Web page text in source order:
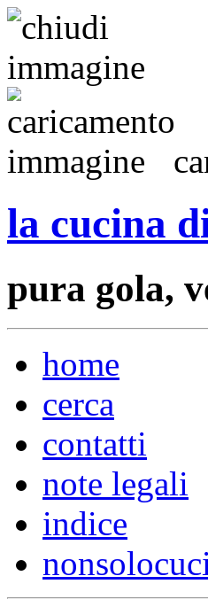
la cucina
pura gola,
home
cerca
contatti
note legali
indice